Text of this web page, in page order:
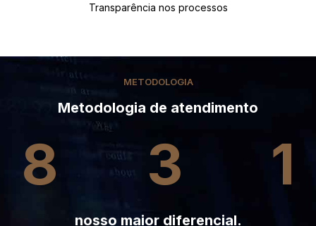
Transparência nos processos
METODOLOGIA
Metodologia de atendimento
8 3 1
nosso maior diferencial.